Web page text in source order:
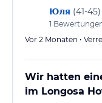
Sport und
Im Hotel Longosa ist
Die Anlage bietet
Groß und Klein:
• Beachvolleyball,
Юля (41-45)
1
Vor 2 Monaten •
Wir hatten
im Longosa